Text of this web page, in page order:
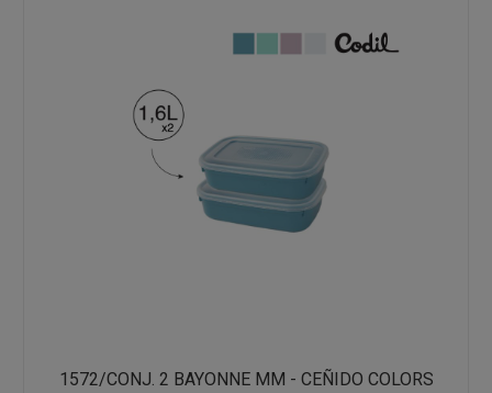
1572/CONJ. 2 BAYONNE MM - CEÑIDO COLORS